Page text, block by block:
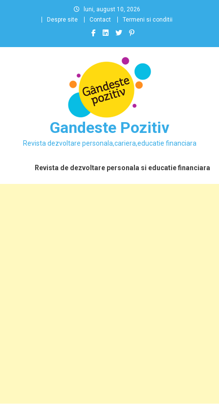
luni, august 10, 2026
Despre site
Contact Termeni si conditii
Gandeste Pozitiv
Revista dezvoltare personala,cariera,educatie financiara
Revista de dezvoltare personala si educatie financiara